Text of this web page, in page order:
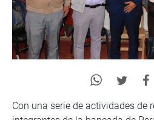
Con una serie de actividades de